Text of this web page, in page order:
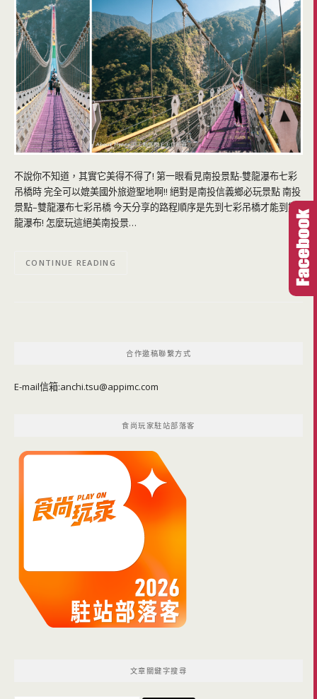
不說你不知道，其實它美得不得了! 第一眼看見南投景點-雙龍瀑布七彩
吊橋時 完全可以媲美國外旅遊聖地啊!! 絕對是南投信義鄉必玩景點 南投
景點–雙龍瀑布七彩吊橋 今天分享的路程順序是先到七彩吊橋才能到雙
龍瀑布! 怎麼玩這絕美南投景…
CONTINUE READING
合作邀稿聯繫方式
E-mail信箱:anchi.tsu@appimc.com
食尚玩家駐站部落客
文章關鍵字搜尋